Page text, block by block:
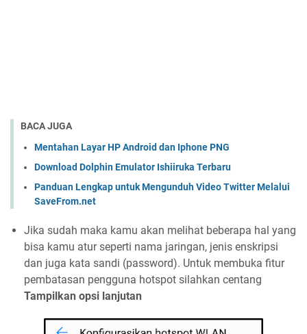
BACA JUGA
Mentahan Layar HP Android dan Iphone PNG
Download Dolphin Emulator Ishiiruka Terbaru
Panduan Lengkap untuk Mengunduh Video Twitter Melalui
SaveFrom.net
Jika sudah maka kamu akan melihat beberapa hal yang
bisa kamu atur seperti nama jaringan, jenis enskripsi
dan juga kata sandi (password). Untuk membuka fitur
pembatasan pengguna hotspot silahkan centang
Tampilkan opsi lanjutan